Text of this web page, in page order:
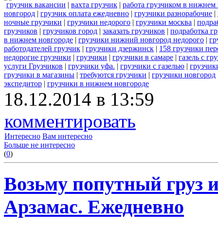
грузчик вакансии | вахта грузчик | работа грузчиком в нижнем
новгород | грузчик оплата ежедневно | грузчики разнорабочие |
ночные грузчики | грузчики недорого | грузчики москва |
грузчиков | грузчиков город | заказать грузчиков | подработка
в нижнем новгороде | грузчики нижний новгород недорого |
работодателей грузчик | грузчики дзержинск | 158 грузчики
недорогие грузчики | грузчики | грузчики в самаре | газель с
услуги Грузчиков | грузчики уфа. | грузчики с газелью |
грузчики в магазины | требуются грузчики | грузчики новгород
экспедитор | грузчики в нижнем новгороде
18.12.2014 в 13:59
комментировать
Интересно Вам интересно
Больше не интересно
(0)
Возьму попутный груз
Арзамас. Ежедневно